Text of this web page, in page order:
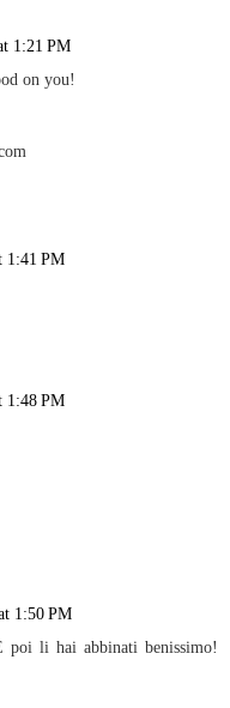
1:21 PM
on you!
1:41 PM
1:48 PM
1:50 PM
poi li hai abbinati benissimo!